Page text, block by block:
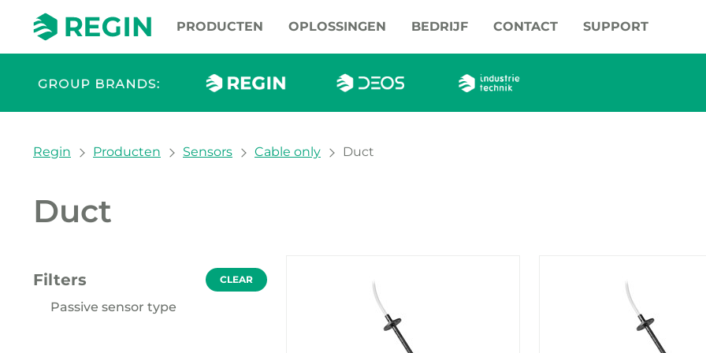
PRODUCTEN OPLOSSINGEN BEDRIJF CONTACT SUPPORT
You are here:
Regin Producten Sensors Cable only Duct
Duct
Filters CLEAR
Passive sensor type